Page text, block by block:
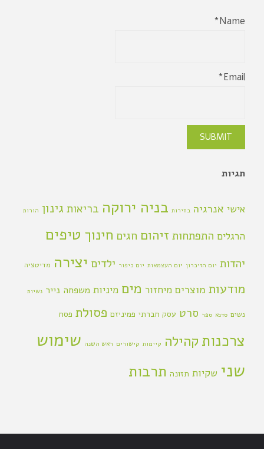
Name*
Email*
תגיות
אישי אנרגיה בחירות בניה ירוקה בריאות גינון הורות
הרגלים התפתחות זיהום חגים חינוך טיפים
יהדות יום הזיכרון יום העצמאות יום כיפור ילדים יצירה מדיטציה
מודעות מוצרים מיחזור מים מיניות משפחה נייר נשיות
נשים סדנא ספר סרט עסק חברתי פמיניזם פסולת פסח
צרכנות קהילה קיימות קישורים ראש השנה שימוש
שני שקיות תזונה תרבות